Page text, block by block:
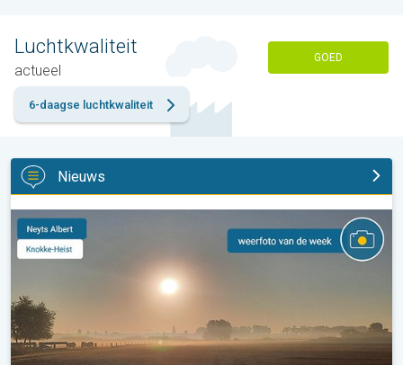
Luchtkwaliteit
actueel
GOED
6-daagse luchtkwaliteit
Nieuws
De weerfoto van de week. Weer&Radar uploader. . .